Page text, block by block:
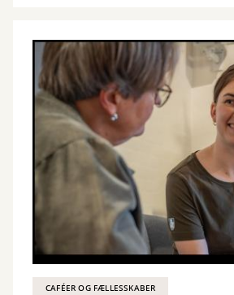
CAFÉER OG FÆLLESSKABER